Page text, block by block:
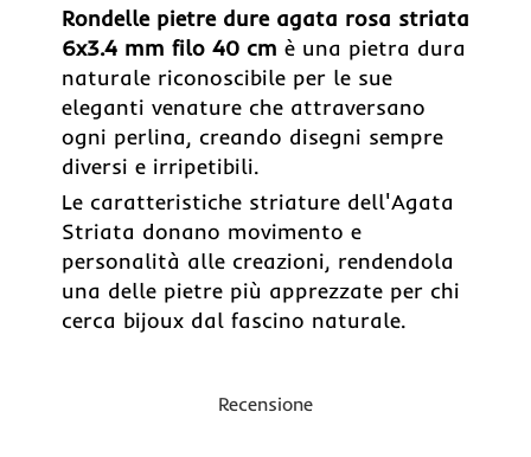
-40%
Rondelle pietre dure agata rosa striata
6x3.4 mm filo 40 cm è una pietra dura
naturale riconoscibile per le sue
eleganti venature che attraversano
ogni perlina, creando disegni sempre
diversi e irripetibili.
Le caratteristiche striature dell'Agata
Striata donano movimento e
personalità alle creazioni, rendendola
una delle pietre più apprezzate per chi
cerca bijoux dal fascino naturale.
Recensione